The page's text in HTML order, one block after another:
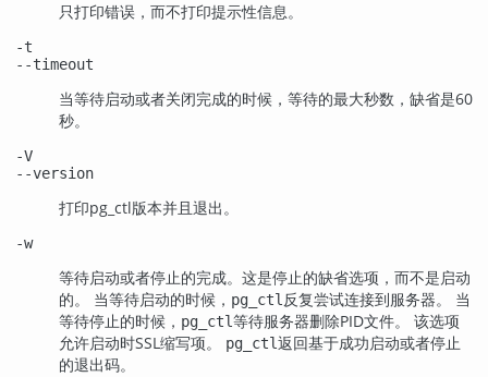
只打印错误，而不打印提示性信息。
-t
--timeout
当等待启动或者关闭完成的时候，等待的最大秒数，缺省是60
秒。
-V
--version
打印pg_ctl版本并且退出。
-w
等待启动或者停止的完成。这是停止的缺省选项，而不是启动
的。 当等待启动的时候， pg_ctl反复尝试连接到服务器。 当
等待停止的时候， pg_ctl等待服务器删除PID文件。 该选项
允许启动时SSL缩写项。 pg_ctl返回基于成功启动或者停止
的退出码。